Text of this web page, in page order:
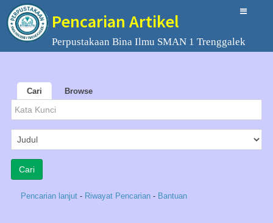
Pencarian Artikel
Perpustakaan Bina Ilmu SMAN 1 Trenggalek
Cari Browse
Pencarian lanjut - Riwayat Pencarian - Bantuan